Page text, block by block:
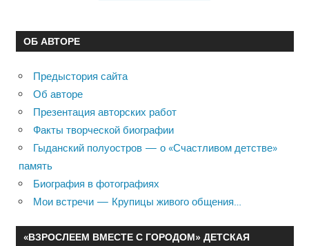
ОБ АВТОРЕ
Предыстория сайта
Об авторе
Презентация авторских работ
Факты творческой биографии
Гыданский полуостров — о «Счастливом детстве»
память
Биография в фотографиях
Мои встречи — Крупицы живого общения…
«ВЗРОСЛЕЕМ ВМЕСТЕ С ГОРОДОМ» ДЕТСКАЯ